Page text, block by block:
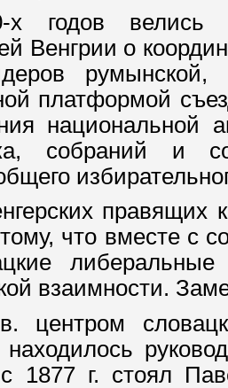
годов велись
Венгрии о
румынской,
платформой
национальной
собраний и
правящих
что вместе с
взаимности.
1877 г. стоял